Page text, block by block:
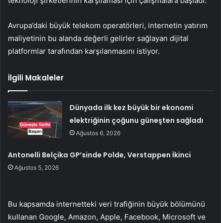
Avrupa’daki büyük telekom operatörleri, internetin yatırım
maliyetinin bu alanda değerli gelirler sağlayan dijital
platformlar tarafından karşılanmasını istiyor.
İlgili Makaleler
Dünyada ilk kez büyük bir ekonomi
elektriğinin çoğunu güneşten sağladı
Ağustos 6, 2026
Antonelli Belçika GP’sinde Polde, Verstappen İkinci
Ağustos 5, 2026
Bu kapsamda internetteki veri trafiğinin büyük bölümünü
kullanan Google, Amazon, Apple, Facebook, Microsoft ve